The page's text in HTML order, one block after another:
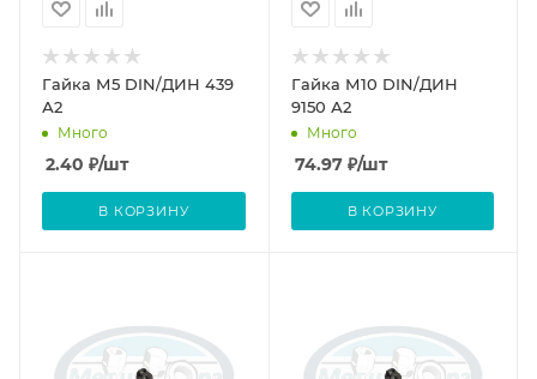
Гайка М5 DIN/ДИН 439
А2
Много
2.40 ₽/шт
В КОРЗИНУ
Гайка М10 DIN/ДИН
9150 А2
Много
74.97₽/шт
В КОРЗИНУ